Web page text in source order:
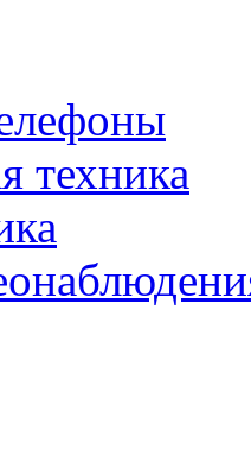
техника